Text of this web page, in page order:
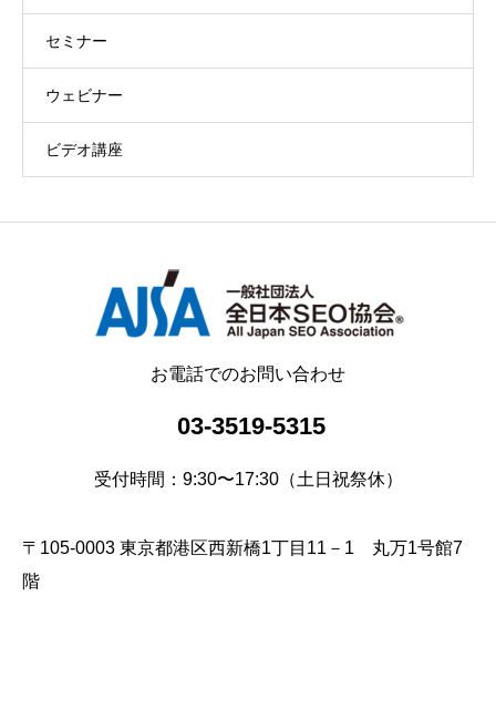
セミナー
ウェビナー
ビデオ講座
お電話でのお問い合わせ
03-3519-5315
受付時間：9:30〜17:30（土日祝祭休）
〒105-0003 東京都港区西新橋1丁目11－1 丸万1号館7
階